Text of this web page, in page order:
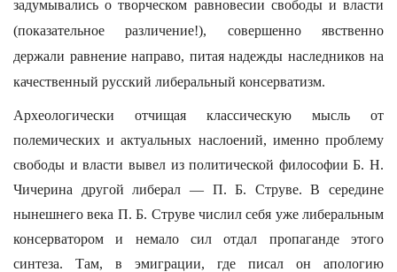
задумывались о творческом равновесии свободы и власти
(показательное различение!), совершенно явственно
держали равнение направо, питая надежды наследников на
качественный русский либеральный консерватизм.
Археологически отчищая классическую мысль от
полемических и актуальных наслоений, именно проблему
свободы и власти вывел из политической философии Б. Н.
Чичерина другой либерал — П. Б. Струве. В середине
нынешнего века П. Б. Струве числил себя уже либеральным
консерватором и немало сил отдал пропаганде этого
синтеза. Там, в эмиграции, где писал он апологию